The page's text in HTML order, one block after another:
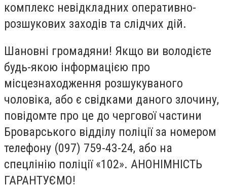
комплекс невідкладних оперативно-
розшукових заходів та слідчих дій.
Шановні громадяни! Якщо ви володієте
будь-якою інформацією про
місцезнаходження розшукуваного
чоловіка, або є свідками даного злочину,
повідомте про це до чергової частини
Броварського відділу поліції за номером
телефону (097) 759-43-24, або на
спецлінію поліції «102». АНОНІМНІСТЬ
ГАРАНТУЄМО!